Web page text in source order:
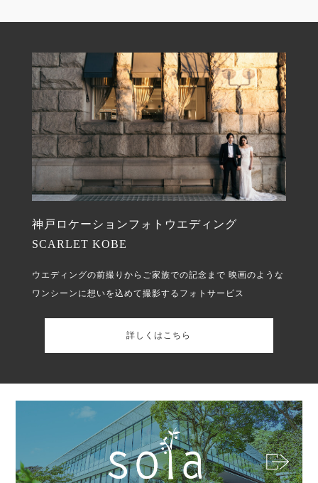
神戸ロケーションフォトウエディング
SCARLET KOBE
ウエディングの前撮りからご家族での記念まで 映画のような
ワンシーンに想いを込めて撮影するフォトサービス
詳しくはこちら